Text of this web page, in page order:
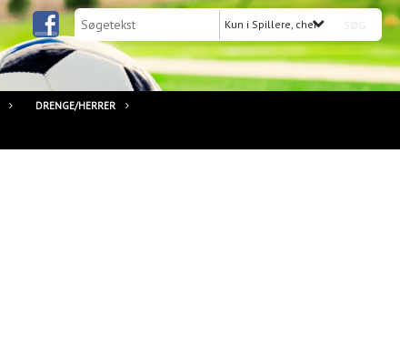
Kun i Spillere, cheftrænere,
DRENGE/HERRER